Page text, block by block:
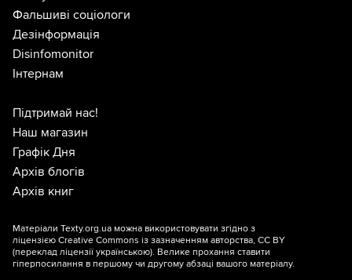
Фальшиві соціологи
Дезінформація
Disinfomonitor
Інтернам
Підтримай нас!
Наш магазин
Графік Дня
Архів блогів
Архів книг
Матеріали Texty.org.ua можна використовувати згідно з
ліцензією Creative Commons із зазначенням авторства, CC BY
(переклад ліцензії українською). Велике прохання ставити
гіперпосилання в першому чи другому абзаці вашого матеріалу.